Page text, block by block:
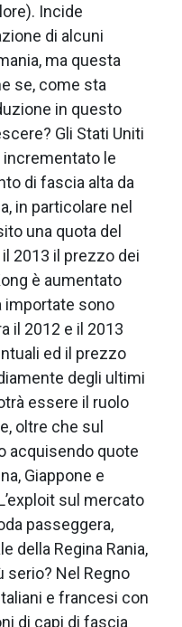
Incide
di alcuni
ma questa
se, come sta
in questo
Gli Stati Uniti
incrementato le
di fascia alta da
in particolare nel
una quota del
il 2013 il prezzo dei
è aumentato
importate sono
il 2012 e il 2013
ed il prezzo
degli ultimi
essere il ruolo
oltre che sul
acquisendo quote
Giappone e
sul mercato
passeggera,
della Regina Rania,
serio? Nel Regno
e francesi con
di capi di fascia